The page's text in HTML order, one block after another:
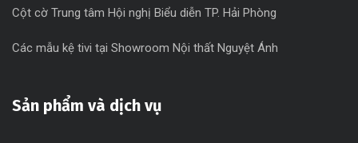
Cột cờ Trung tâm Hội nghị Biểu diễn TP. Hải Phòng
Các mẫu kệ tivi tại Showroom Nội thất Nguyệt Ánh
Sản phẩm và dịch vụ